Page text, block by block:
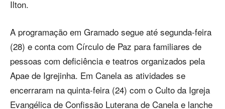
Ilton.
A programação em Gramado segue até segunda-feira
(28) e conta com Círculo de Paz para familiares de
pessoas com deficiência e teatros organizados pela
Apae de Igrejinha. Em Canela as atividades se
encerraram na quinta-feira (24) com o Culto da Igreja
Evangélica de Confissão Luterana de Canela e lanche